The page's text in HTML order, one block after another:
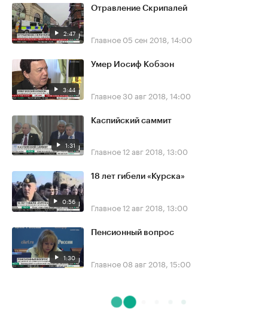
2:47
Отравление Скрипалей
Главное 05 сен 2018, 14:00
3:44
Умер Иосиф Кобзон
Главное30 авг 2018, 14:00
1:31
Каспийский саммит
Главное12 авг 2018, 13:00
0:56
18 лет гибели «Курска»
Главное12 авг 2018, 13:00
1:30
Пенсионный вопрос
Главное 08 авг 2018, 15:00